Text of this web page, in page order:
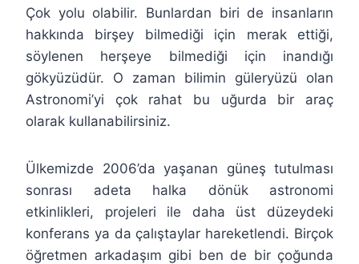
Çok yolu olabilir. Bunlardan biri de insanların
hakkında birşey bilmediği için merak ettiği,
söylenen herşeye bilmediği için inandığı
gökyüzüdür. O zaman bilimin güleryüzü olan
Astronomi’yi çok rahat bu uğurda bir araç
olarak kullanabilirsiniz.
Ülkemizde 2006’da yaşanan güneş tutulması
sonrası adeta halka dönük astronomi
etkinlikleri, projeleri ile daha üst düzeydeki
konferans ya da çalıştaylar hareketlendi. Birçok
öğretmen arkadaşım gibi ben de bir çoğunda